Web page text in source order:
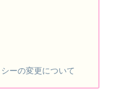
ーの変更について